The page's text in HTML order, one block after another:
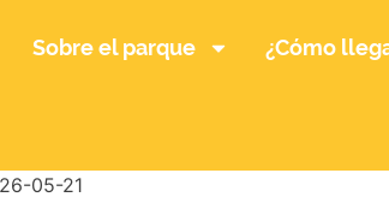
Sobre el parque ¿Cómo
05-21